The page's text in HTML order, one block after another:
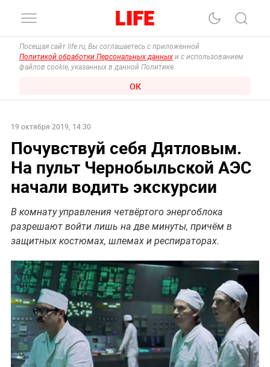
Посещая сайт life.ru, Вы соглашаетесь с приложенной
Политикой обработки Персональных данных и с использованием
файлов cookie, указанных в данной Политике.
ОК
19 октября 2019, 14:30
Почувствуй себя Дятловым.
На пульт Чернобыльской АЭС
начали водить экскурсии
В комнату управления четвёртого энергоблока
разрешают войти лишь на две минуты, причём в
защитных костюмах, шлемах и респираторах.